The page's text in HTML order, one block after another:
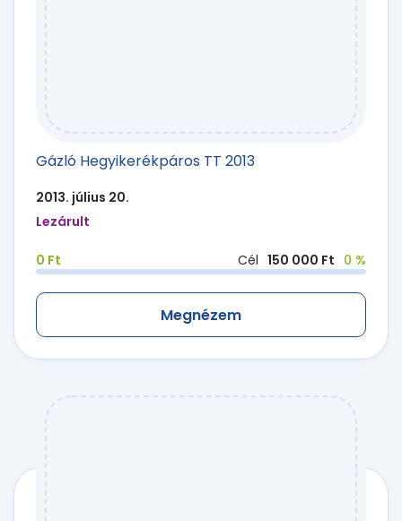
Gázló Hegyikerékpáros TT 2013
2013. július 20.
Lezárult
0 Ft Cél 150 000 Ft 0 %
Megnézem